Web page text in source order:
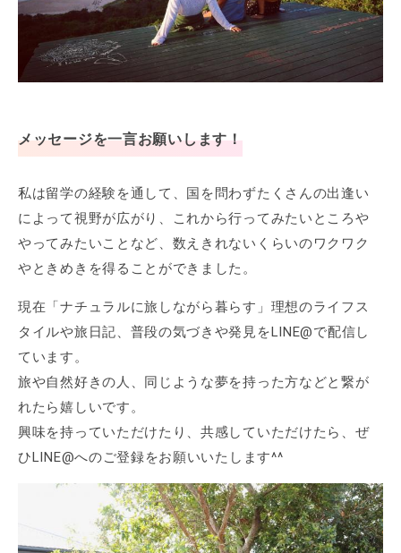
メッセージを一言お願いします！
私は留学の経験を通して、国を問わずたくさんの出逢い
によって視野が広がり、これから行ってみたいところや
やってみたいことなど、数えきれないくらいのワクワク
やときめきを得ることができました。
現在「ナチュラルに旅しながら暮らす」理想のライフス
タイルや旅日記、普段の気づきや発見をLINE@で配信し
ています。
旅や自然好きの人、同じような夢を持った方などと繋が
れたら嬉しいです。
興味を持っていただけたり、共感していただけたら、ぜ
ひLINE@へのご登録をお願いいたします^^